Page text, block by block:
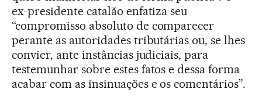
ex-presidente catalão enfatiza seu
“compromisso absoluto de comparecer
perante as autoridades tributárias ou, se lhes
convier, ante instâncias judiciais, para
testemunhar sobre estes fatos e dessa forma
acabar com as insinuações e os comentários”.